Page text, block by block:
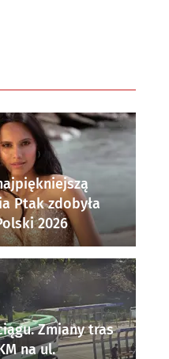
Ptak zdobyła
2026
Zmiany tras
na ul.